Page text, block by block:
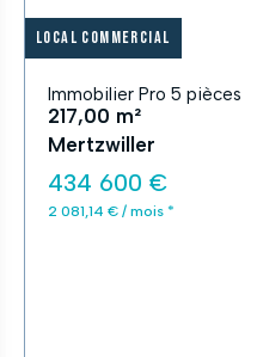
Local commercial
Immobilier Pro 5 pièces
217,00 m²
Mertzwiller
434 600 €
2 081,14 € / mois *